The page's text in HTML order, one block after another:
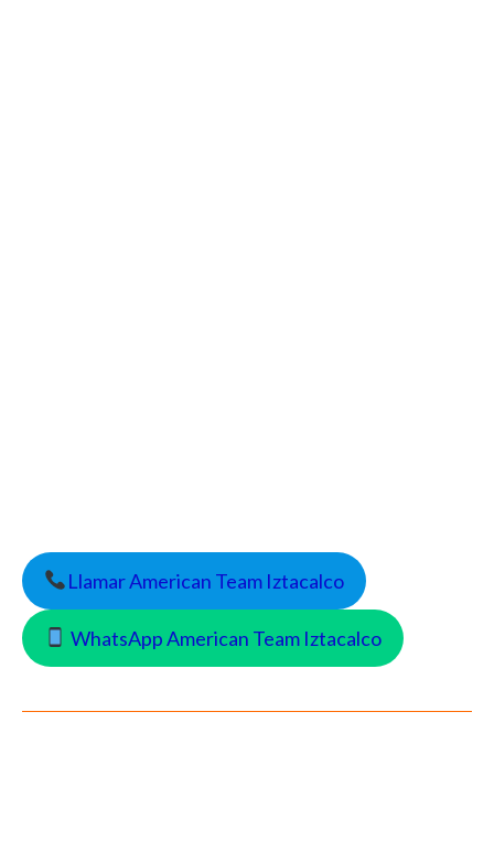
Llamar American Team Iztacalco
WhatsApp American Team Iztacalco